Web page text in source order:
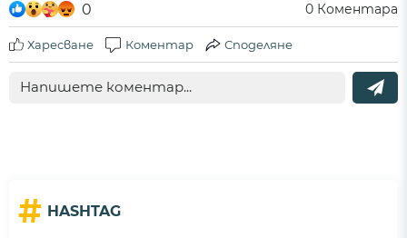
0 0 Коментара
Харесване Коментар Споделяне
# HASHTAG